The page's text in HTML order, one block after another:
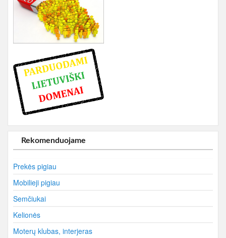
Rekomenduojame
Prekės pigiau
Mobilieji pigiau
Semčiukai
Kelionės
Moterų klubas, interjeras